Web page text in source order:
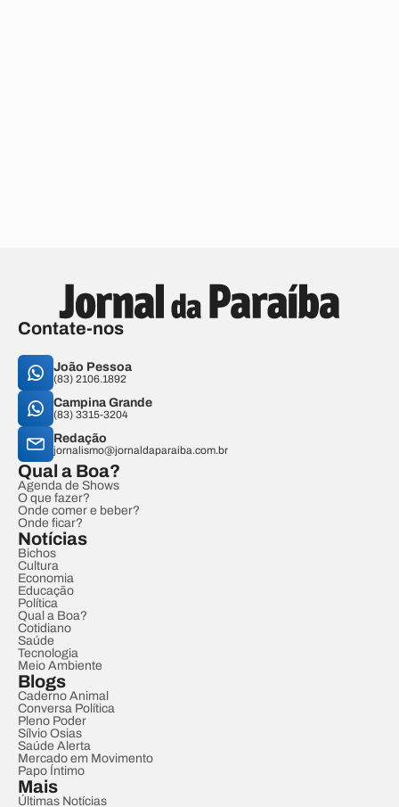
Contate-nos
João Pessoa
(83) 2106.1892
Campina Grande
(83) 3315-3204
Redação
jornalismo@jornaldaparaiba.com.br
Qual a Boa?
Agenda de Shows
O que fazer?
Onde comer e beber?
Onde ficar?
Notícias
Bichos
Cultura
Economia
Educação
Política
Qual a Boa?
Cotidiano
Saúde
Tecnologia
Meio Ambiente
Blogs
Caderno Animal
Conversa Política
Pleno Poder
Sílvio Osias
Saúde Alerta
Mercado em Movimento
Papo Íntimo
Mais
Últimas Notícias